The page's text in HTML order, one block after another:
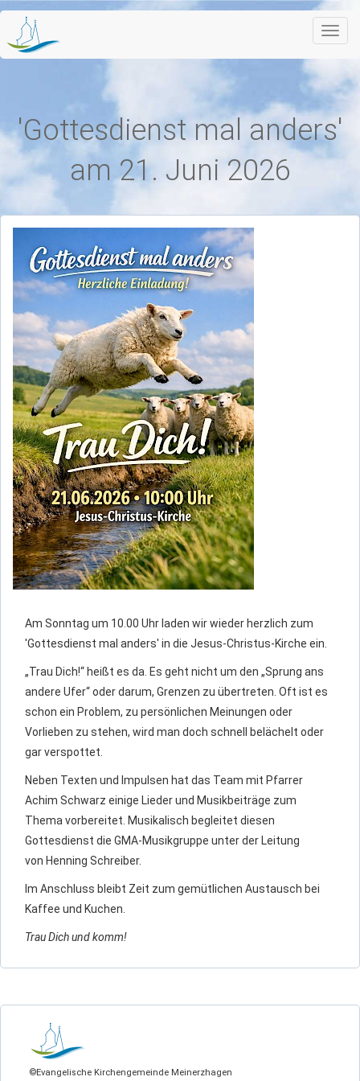
'Gottesdienst mal anders'
am 21. Juni 2026
Am Sonntag um 10.00 Uhr laden wir wieder herzlich zum
'Gottesdienst mal anders' in die Jesus-Christus-Kirche ein.
„Trau Dich!“ heißt es da. Es geht nicht um den „Sprung ans
andere Ufer“ oder darum, Grenzen zu übertreten. Oft ist es
schon ein Problem, zu persönlichen Meinungen oder
Vorlieben zu stehen, wird man doch schnell belächelt oder
gar verspottet.
Neben Texten und Impulsen hat das Team mit Pfarrer
Achim Schwarz einige Lieder und Musikbeiträge zum
Thema vorbereitet. Musikalisch begleitet diesen
Gottesdienst die GMA-Musikgruppe unter der Leitung
von Henning Schreiber.
Im Anschluss bleibt Zeit zum gemütlichen Austausch bei
Kaffee und Kuchen.
Trau Dich und komm!
©Evangelische Kirchengemeinde Meinerzhagen